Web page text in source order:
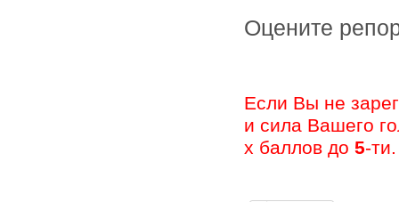
Оцените
Если Вы не
и сила Вашего
х баллов до 5-ти.